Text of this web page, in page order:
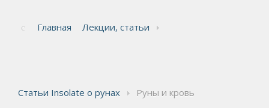
Главная Лекции, статьи
Статьи Insolate о рунах Руны и кровь